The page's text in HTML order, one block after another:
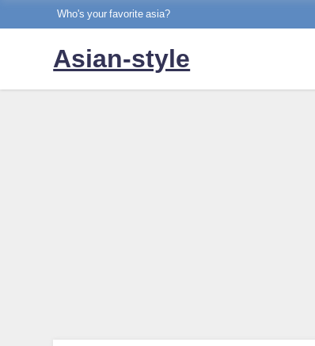
Who's your favorite asia?
Asian-style